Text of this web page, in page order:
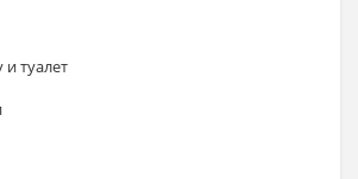
туалет